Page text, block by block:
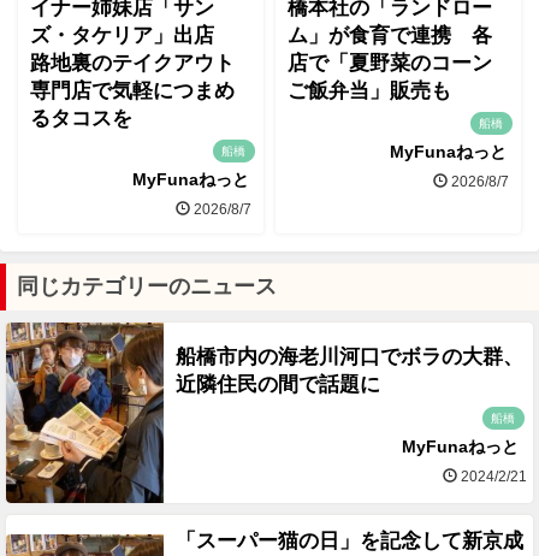
イナー姉妹店「サン
ズ・タケリア」出店
路地裏のテイクアウト
専門店で気軽につまめ
るタコスを
船橋
MyFunaねっと
2026/8/7
橋本社の「ランドロー
ム」が食育で連携 各
店で「夏野菜のコーン
ご飯弁当」販売も
船橋
MyFunaねっと
2026/8/7
同じカテゴリーのニュース
船橋市内の海老川河口でボラの大群、
近隣住民の間で話題に
船橋
MyFunaねっと
2024/2/21
「スーパー猫の日」を記念して新京成